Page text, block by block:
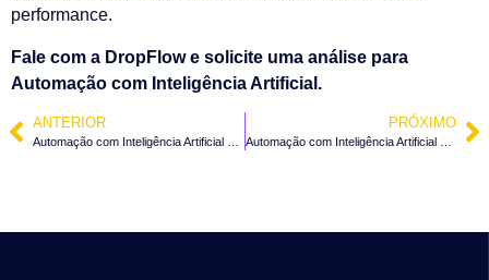
performance.
Fale com a DropFlow e solicite uma análise para
Automação com Inteligência Artificial.
ANTERIOR PRÓXIMO